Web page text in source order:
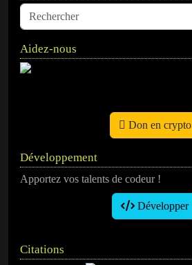
Aidez-nous
Don en crypto
Développement
Apportez vos talents de codeur !
Développer
Citations